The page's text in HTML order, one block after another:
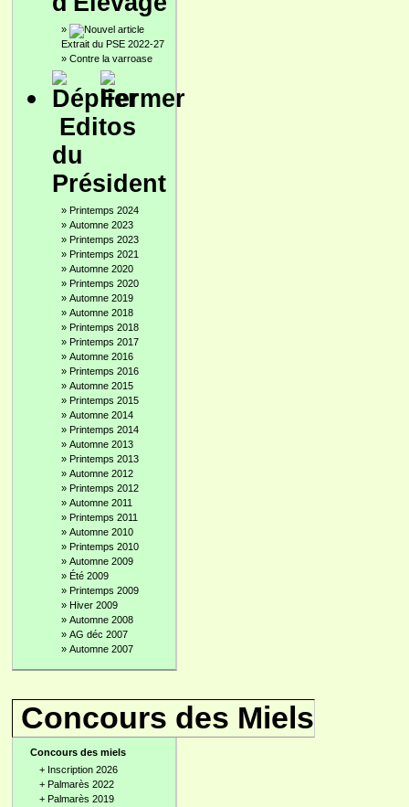
»
Extrait du PSE 2022-27
» Contre la varroase
Editos
du
Président
» Printemps 2024
» Automne 2023
» Printemps 2023
» Printemps 2021
» Automne 2020
» Printemps 2020
» Automne 2019
» Automne 2018
» Printemps 2018
» Printemps 2017
» Automne 2016
» Printemps 2016
» Automne 2015
» Printemps 2015
» Automne 2014
» Printemps 2014
» Automne 2013
» Printemps 2013
» Automne 2012
» Printemps 2012
» Automne 2011
» Printemps 2011
» Automne 2010
» Printemps 2010
» Automne 2009
» Été 2009
» Printemps 2009
» Hiver 2009
» Automne 2008
» AG déc 2007
» Automne 2007
Concours des Miels
Concours des miels
+ Inscription 2026
+ Palmarès 2022
+ Palmarès 2019